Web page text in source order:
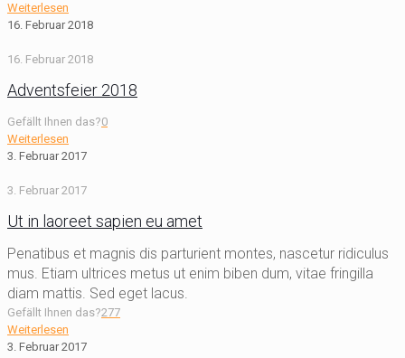
Weiterlesen
16. Februar 2018
16. Februar 2018
Adventsfeier 2018
Gefällt Ihnen das?0
Weiterlesen
3. Februar 2017
3. Februar 2017
Ut in laoreet sapien eu amet
Penatibus et magnis dis parturient montes, nascetur ridiculus
mus. Etiam ultrices metus ut enim biben dum, vitae fringilla
diam mattis. Sed eget lacus.
Gefällt Ihnen das?277
Weiterlesen
3. Februar 2017